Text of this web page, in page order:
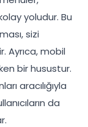
yoludur. Bu
sizi
Ayrıca, mobil
bir husustur.
aracılığıyla
da